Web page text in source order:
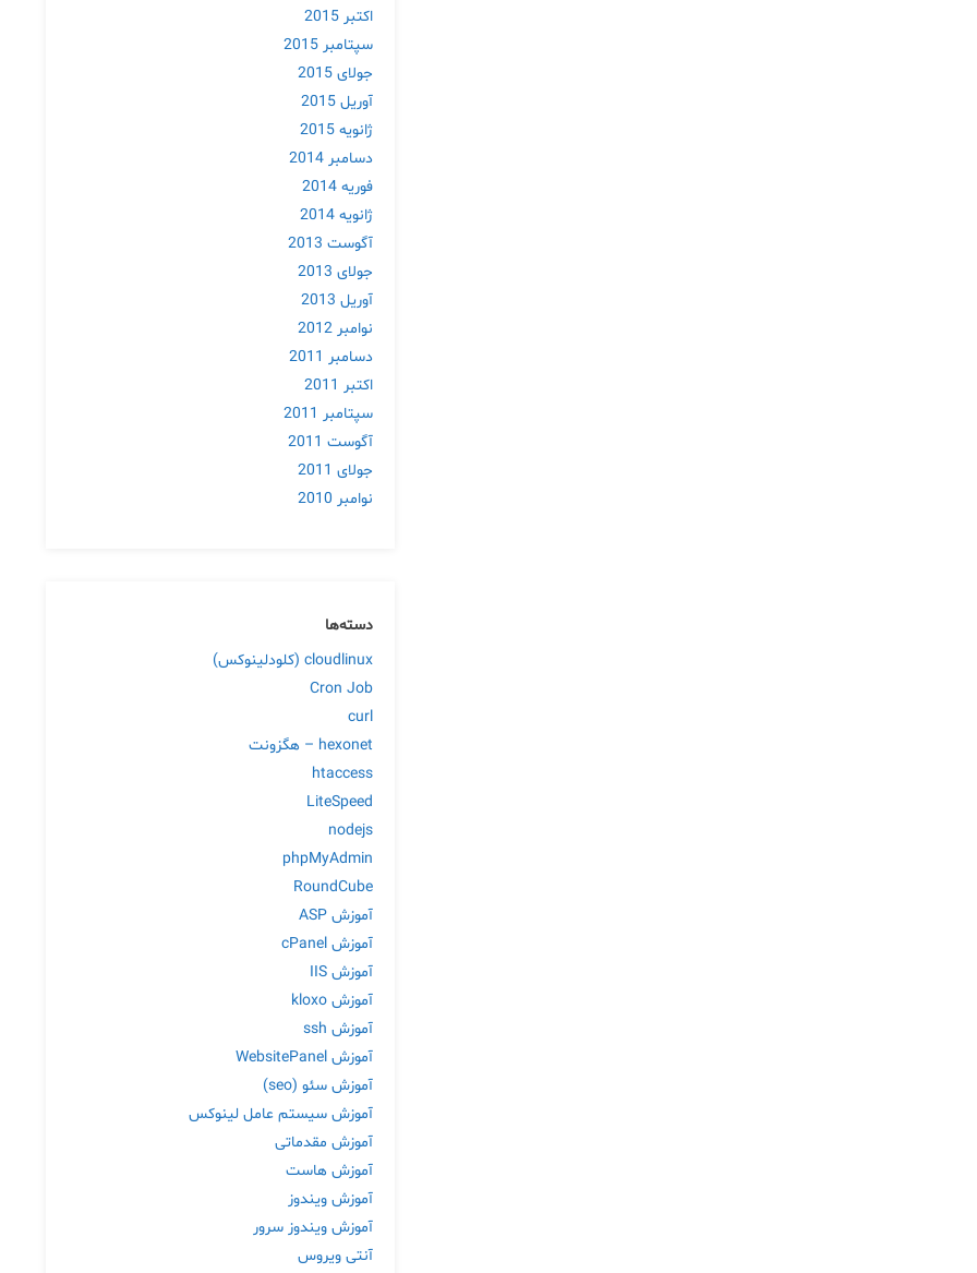
اکتبر 2015
سپتامبر 2015
جولای 2015
آوریل 2015
ژانویه 2015
دسامبر 2014
فوریه 2014
ژانویه 2014
آگوست 2013
جولای 2013
آوریل 2013
نوامبر 2012
دسامبر 2011
اکتبر 2011
سپتامبر 2011
آگوست 2011
جولای 2011
نوامبر 2010
دسته‌ها
cloudlinux (کلودلینوکس)
Cron Job
curl
hexonet – هگزونت
htaccess
LiteSpeed
nodejs
phpMyAdmin
RoundCube
آموزش ASP
آموزش cPanel
آموزش IIS
آموزش kloxo
آموزش ssh
آموزش WebsitePanel
آموزش سئو (seo)
آموزش سیستم عامل لینوکس
آموزش مقدماتی
آموزش هاست
آموزش ویندوز
آموزش ویندوز سرور
آنتی ویروس